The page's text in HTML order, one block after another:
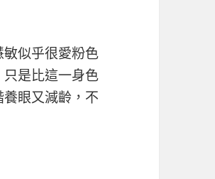
似乎很愛粉色
是比這一身色
眼又減齡，不